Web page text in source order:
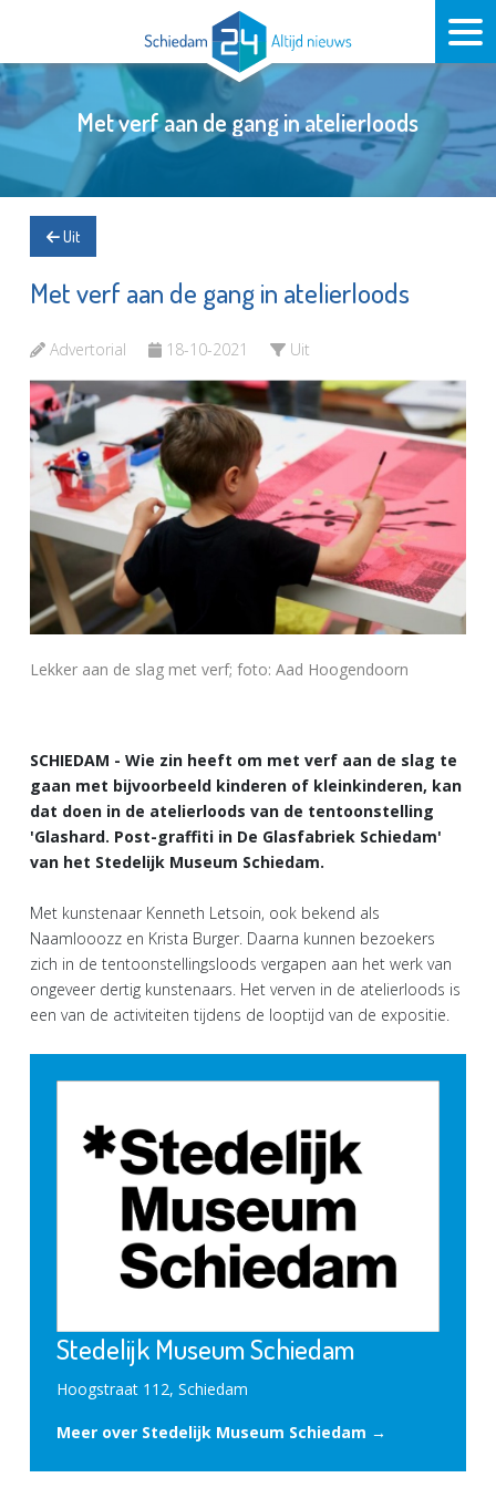
Met verf aan de gang in atelierloods
Uit
Met verf aan de gang in atelierloods
Advertorial 18-10-2021 Uit
Lekker aan de slag met verf; foto: Aad Hoogendoorn
SCHIEDAM - Wie zin heeft om met verf aan de slag te
gaan met bijvoorbeeld kinderen of kleinkinderen, kan
dat doen in de atelierloods van de tentoonstelling
'Glashard. Post-graffiti in De Glasfabriek Schiedam'
van het Stedelijk Museum Schiedam.
Met kunstenaar Kenneth Letsoin, ook bekend als
Naamlooozz en Krista Burger. Daarna kunnen bezoekers
zich in de tentoonstellingsloods vergapen aan het werk van
ongeveer dertig kunstenaars. Het verven in de atelierloods is
een van de activiteiten tijdens de looptijd van de expositie.
Stedelijk Museum Schiedam
Hoogstraat 112, Schiedam
Meer over Stedelijk Museum Schiedam →